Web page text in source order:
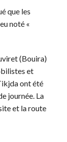
que les
noté «
(Bouira)
et
ont été
journée. La
et la route